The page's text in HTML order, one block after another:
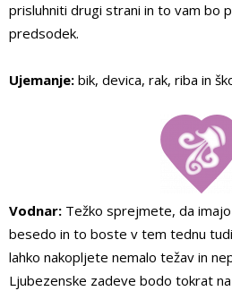
prisluhniti drugi strani in to vam bo
predsodek.
Ujemanje: bik, devica, rak, riba in
Vodnar: Težko sprejmete, da
besedo in to boste v tem tednu
lahko nakopljete nemalo težav in
Ljubezenske zadeve bodo tokrat